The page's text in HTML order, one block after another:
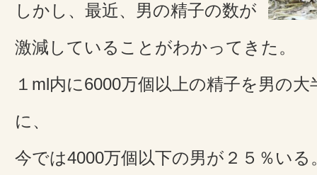
しかし、最近、男の精子の数が
激減していることがわかってきた。
１ml内に6000万個以上の精子を男の
に、
今では4000万個以下の男が２５％いる